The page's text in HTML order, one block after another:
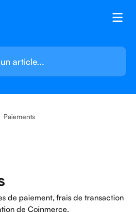
Paiements
de paiement, frais de transaction
de Coinmerce.